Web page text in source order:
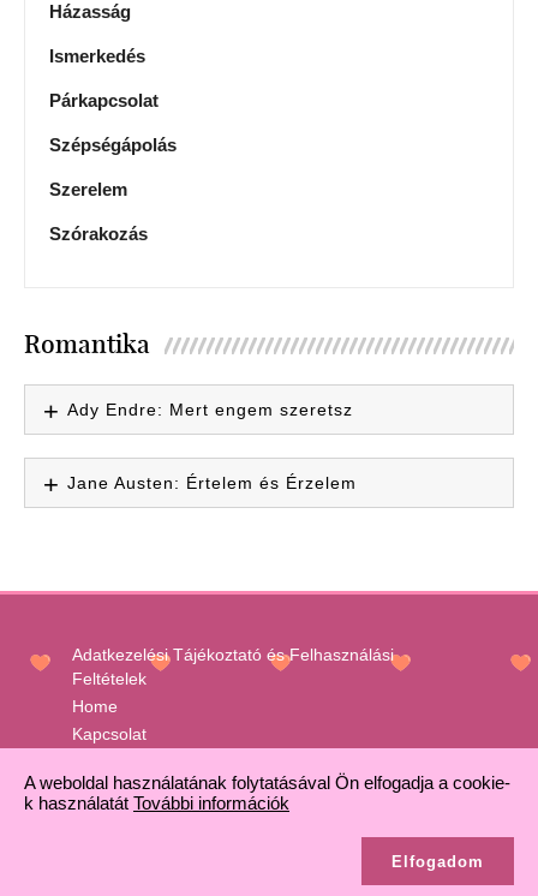
Házasság
Ismerkedés
Párkapcsolat
Szépségápolás
Szerelem
Szórakozás
Romantika
Ady Endre: Mert engem szeretsz
Jane Austen: Értelem és Érzelem
Adatkezelési Tájékoztató és Felhasználási
Feltételek
Home
Kapcsolat
A weboldal használatának folytatásával Ön elfogadja a cookie-
k használatát További információk
Elfogadom